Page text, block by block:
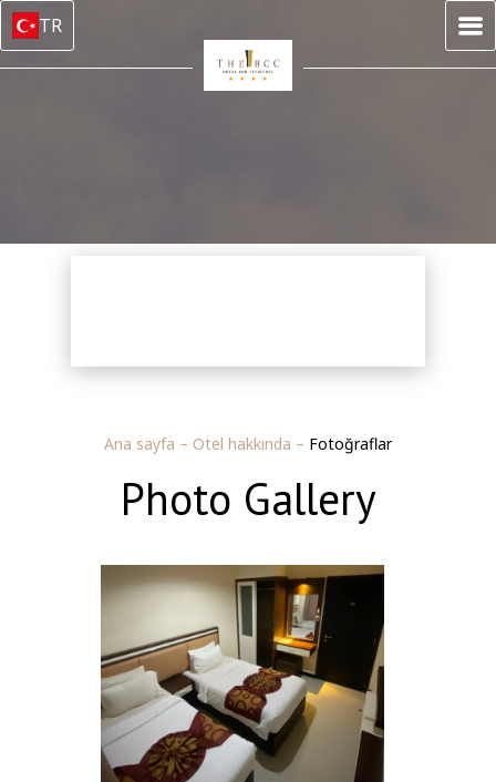
TR
Ana sayfa – Otel hakkında – Fotoğraflar
Photo Gallery